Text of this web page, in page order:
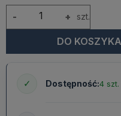
+
- szt.
DO KOSZYKA
✓ Dostępność:4